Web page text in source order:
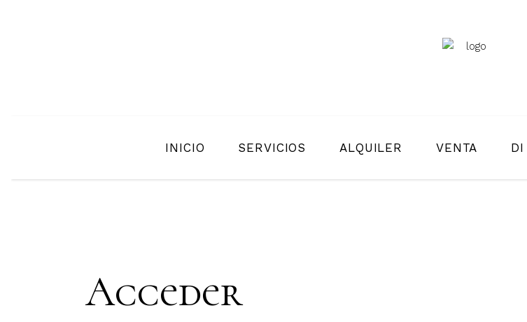
INICIO SERVICIOS ALQUILER VENTA DI
Acceder